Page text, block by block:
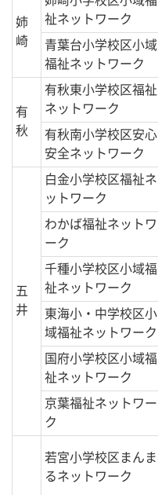
姉
崎
祉ネットワーク
青葉台小学校区小域
福祉ネットワーク
有
秋
有秋東小学校区福祉
ネットワーク
有秋南小学校区安心
安全ネットワーク
五
井
白金小学校区福祉ネ
ットワーク
わかば福祉ネットワ
ーク
千種小学校区小域福
祉ネットワーク
東海小・中学校区小
域福祉ネットワーク
国府小学校区小域福
祉ネットワーク
京葉福祉ネットワー
ク
若宮小学校区まんま
るネットワーク